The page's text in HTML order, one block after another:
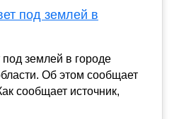
под землей в
землей в городе
Об этом сообщает
сообщает источник,